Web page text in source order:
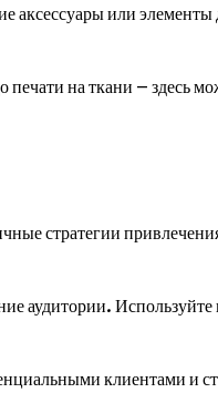
аксессуары или
на ткани – здесь
стратегии
аудитории.
клиентами и